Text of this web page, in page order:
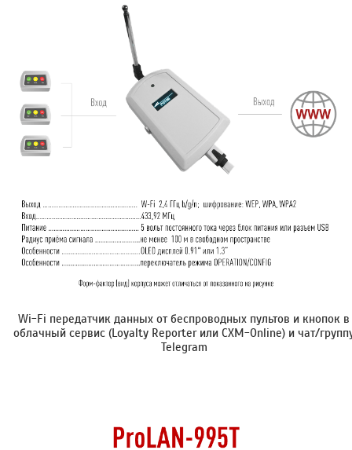
Wi-Fi передатчик данных от беспроводных пультов и кнопок в
облачный сервис (Loyalty Reporter или CXM-Online) и чат/
Telegram